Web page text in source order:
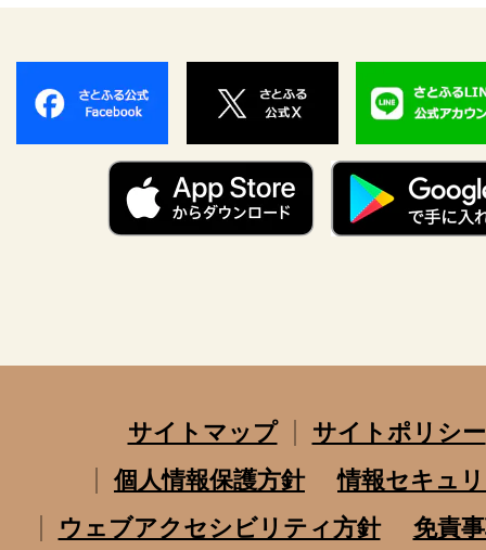
サイトマップ
サイトポリシー
個人情報保護方針
情報セキュ
ウェブアクセシビリティ方針
免責